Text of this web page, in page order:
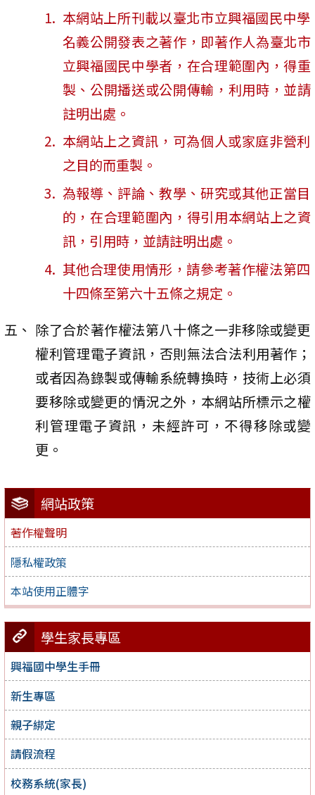
網站政策
著作權聲明
隱私權政策
本站使用正體字
學生家長專區
興福國中學生手冊
新生專區
親子綁定
請假流程
校務系統(家長)
本網站上所刊載以臺北市立興福國民中學
名義公開發表之著作，即著作人為臺北市
立興福國民中學者，在合理範圍內，得重
製、公開播送或公開傳輸，利用時，並請
註明出處。
本網站上之資訊，可為個人或家庭非營利
之目的而重製。
為報導、評論、教學、研究或其他正當目
的，在合理範圍內，得引用本網站上之資
訊，引用時，並請註明出處。
其他合理使用情形，請參考著作權法第四
十四條至第六十五條之規定。
除了合於著作權法第八十條之一非移除或變更
權利管理電子資訊，否則無法合法利用著作；
或者因為錄製或傳輸系統轉換時，技術上必須
要移除或變更的情況之外，本網站所標示之權
利管理電子資訊，未經許可，不得移除或變
更。